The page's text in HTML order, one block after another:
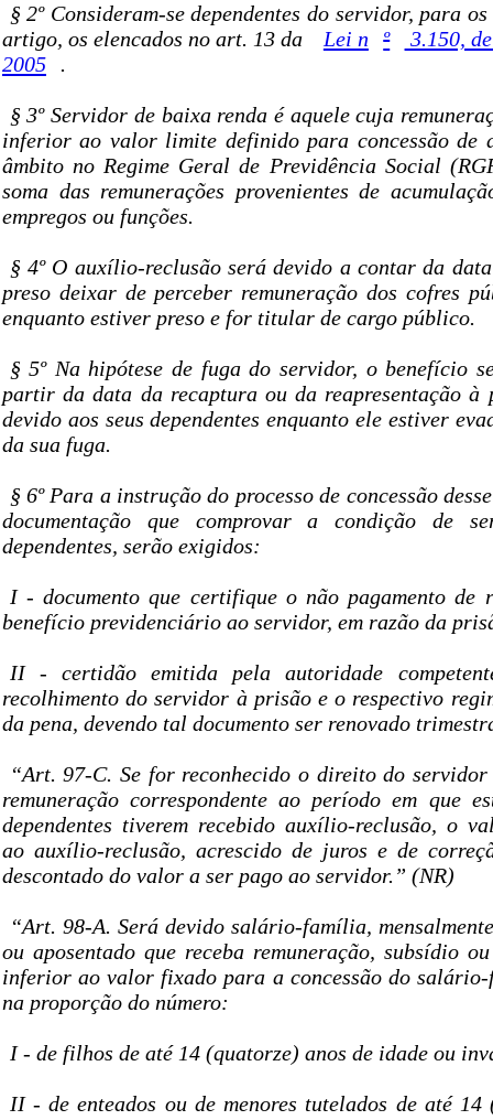
§ 2º Consideram-se dependentes do servidor, para
artigo, os elencados no art. 13 da
Lei n º
3.150,
2005
.
§ 3º Servidor de baixa renda é aquele cuja
inferior ao valor limite definido para concessão de
âmbito no Regime Geral de Previdência Social
soma das remunerações provenientes de
empregos ou funções.
§ 4º O auxílio-reclusão será devido a contar da
preso deixar de perceber remuneração dos cofres
enquanto estiver preso e for titular de cargo público.
§ 5º Na hipótese de fuga do servidor, o benefício
partir da data da recaptura ou da reapresentação à
devido aos seus dependentes enquanto ele estiver
da sua fuga.
§ 6º Para a instrução do processo de concessão
documentação que comprovar a condição de
dependentes, serão exigidos:
I - documento que certifique o não pagamento de
benefício previdenciário ao servidor, em razão da
II - certidão emitida pela autoridade
recolhimento do servidor à prisão e o respectivo
da pena, devendo tal documento ser renovado
“Art. 97-C. Se for reconhecido o direito do servidor
remuneração correspondente ao período em que
dependentes tiverem recebido auxílio-reclusão, o
ao auxílio-reclusão, acrescido de juros e de
descontado do valor a ser pago ao servidor.” (NR)
“Art. 98-A. Será devido salário-família,
ou aposentado que receba remuneração, subsídio
inferior ao valor fixado para a concessão do
na proporção do número:
I - de filhos de até 14 (quatorze) anos de idade ou
II - de enteados ou de menores tutelados de até 14